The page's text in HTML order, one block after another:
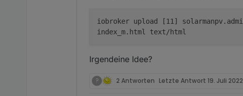
iobroker upload [11]
index_m.html text/html
Irgendeine Idee?
? 2 Antworten Letzte Antwort 19. Juli